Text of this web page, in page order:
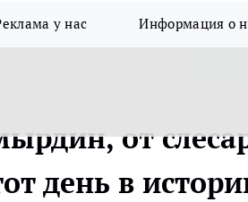
у нас Информация о
от
день в